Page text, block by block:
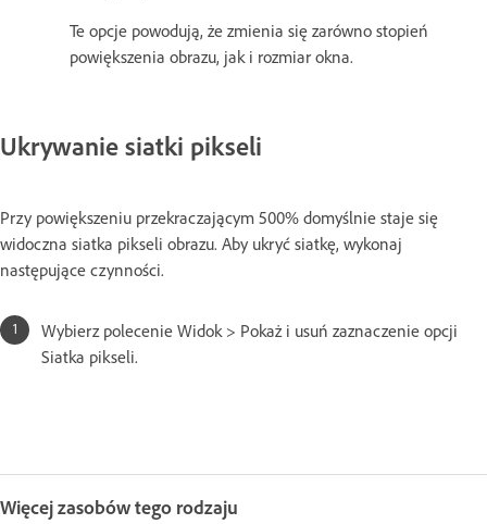
Te opcje powodują, że zmienia się zarówno stopień
powiększenia obrazu, jak i rozmiar okna.
Ukrywanie siatki pikseli
Przy powiększeniu przekraczającym 500% domyślnie staje się
widoczna siatka pikseli obrazu. Aby ukryć siatkę, wykonaj
następujące czynności.
Wybierz polecenie Widok > Pokaż i usuń zaznaczenie opcji
Siatka pikseli.
Więcej zasobów tego rodzaju